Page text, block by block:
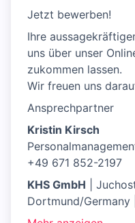
Jetzt bewerben!
Ihre
uns über unser
zukommen lassen.
Wir freuen uns
Ansprechpartner
Kristin Kirsch
+49 671 852-2197
KHS GmbH |
Dortmund/Germany |